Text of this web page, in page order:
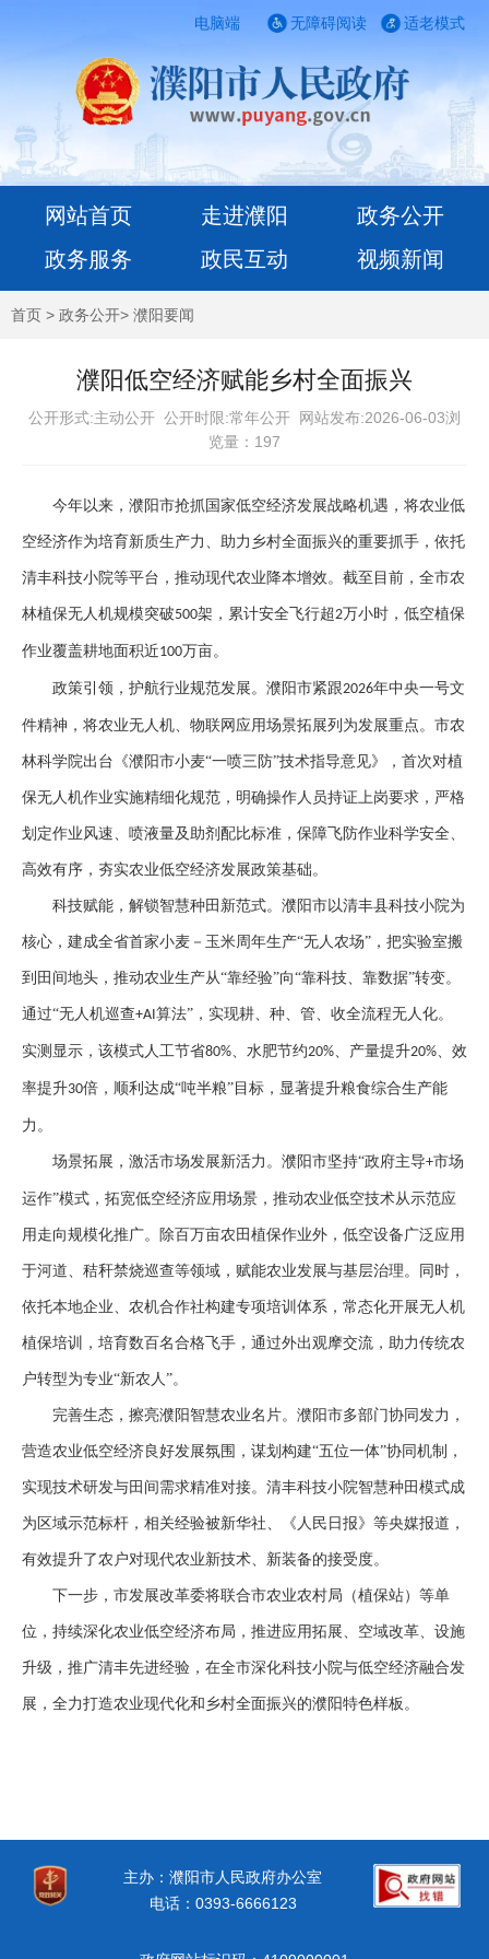
电脑端 适老模式
无障碍阅读
网站首页 走进濮阳
政务公开
政务服务
政民互动 视频新闻
首页 > 政务公开> 濮阳要闻
濮阳低空经济赋能乡村全面振兴
公开形式:主动公开 公开时限:常年公开
网站发布:2026-06-03浏
览量： 197
今年以来，濮阳市抢抓国家低空经济发展战略机遇，将农业低
空经济作为培育新质生产力、助力乡村全面振兴的重要抓手，依托
清丰科技小院等平台，推动现代农业降本增效。截至目前，全市农
林植保无人机规模突破500架，累计安全飞行超2万小时，低空植保
作业覆盖耕地面积近100万亩。
政策引领，护航行业规范发展。 濮阳市紧跟2026年中央一号文
件精神，将农业无人机、物联网应用场景拓展列为发展重点。市农
林科学院出台《濮阳市小麦“一喷三防”技术指导意见》，首次对植
保无人机作业实施精细化规范，明确操作人员持证上岗要求，严格
划定作业风速、喷液量及助剂配比标准，保障飞防作业科学安全、
高效有序，夯实农业低空经济发展政策基础。
科技赋能，解锁智慧种田新范式。 濮阳市以清丰县科技小院为
核心，建成全省首家小麦 － 玉米周年生产“无人农场”，把实验室搬
到田间地头，推动农业生产从“靠经验”向“靠科技、靠数据”转变。
通过“无人机巡查+AI算法”，实现耕、种、管、收全流程无人化。
实测显示，该模式人工节省80%、水肥节约20%、产量提升20%、效
率提升30倍，顺利达成“吨半粮”目标，显著提升粮食综合生产能
力。
场景拓展，激活市场发展新活力。 濮阳市坚持“政府主导+市场
运作”模式，拓宽低空经济应用场景，推动农业低空技术从示范应
用走向规模化推广。除百万亩农田植保作业外，低空设备广泛应用
于河道、秸秆禁烧巡查等领域，赋能农业发展与基层治理。同时，
依托本地企业、农机合作社构建专项培训体系，常态化开展无人机
植保培训，培育数百名合格飞手，通过外出观摩交流，助力传统农
户转型为专业“新农人”。
完善生态，擦亮濮阳智慧农业名片。 濮阳市多部门协同发力，
营造农业低空经济良好发展氛围，谋划构建“五位一体”协同机制，
实现技术研发与田间需求精准对接。清丰科技小院智慧种田模式成
为区域示范标杆，相关经验被新华社、《人民日报》等央媒报道，
有效提升了农户对现代农业新技术、新装备的接受度。
下一步，市发展改革委将联合市农业农村局（植保站）等单
位，持续深化农业低空经济布局，推进应用拓展、空域改革、设施
升级，推广清丰先进经验，在全市深化科技小院与低空经济融合发
展，全力打造农业现代化和乡村全面振兴的濮阳特色样板。
主办：濮阳市人民政府办公室
电话：0393-6666123